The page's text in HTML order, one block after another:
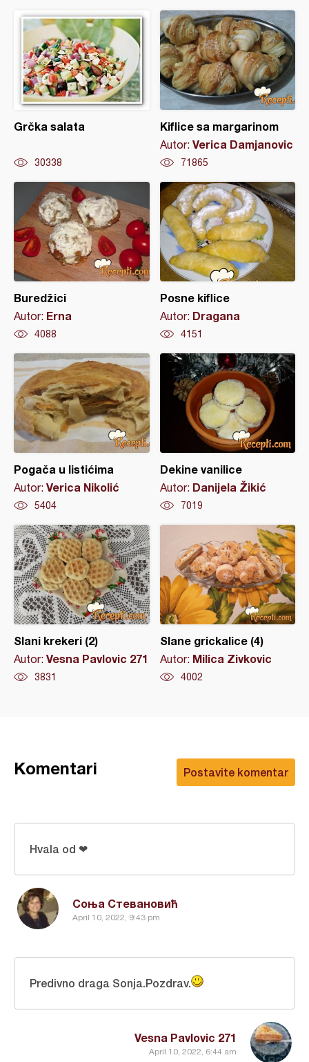
Grčka salata
30338
Kiflice sa margarinom
Autor: Verica Damjanovic
71865
Buredžici
Autor: Erna
4088
Posne kiflice
Autor: Dragana
4151
Pogača u listićima
Autor: Verica Nikolić
5404
Dekine vanilice
Autor: Danijela Žikić
7019
Slani krekeri (2)
Autor: Vesna Pavlovic 271
3831
Slane grickalice (4)
Autor: Milica Zivkovic
4002
Postavite komentar
Komentari
Соња Стевановић
April 10, 2022, 9:43 pm
Hvala od ❤
Vesna Pavlovic 271
April 10, 2022, 6:44 am
Predivno draga Sonja.Pozdrav.